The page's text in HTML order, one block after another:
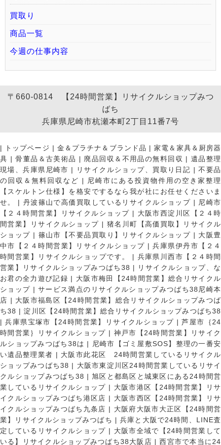
買取り
商品一覧
今週の仕事内容
〒660-0814 【24時間営業】リサイクルショップみつ
ばち
兵庫県尼崎市杭瀬本町2丁目11番7号
| トップページ | 金＆プラチナ＆ブランド品 |家電＆家具＆厨房器
具 |骨董品＆古美術品 | 廃品回収＆不用品の無料回収 | 遺品整理
現場、兵庫県尼崎市 | リサイクルショップ、買取り日記 |不要品
の回収＆無料回収など |
尼崎市にある投資物件用の空き家整理
【スケルトン仕様】を格安でするなら我が社にお任せくださいま
せ。
| 丹波篠山で高価買取しているリサイクルショップ | 尼崎市
【２４時間営業】リサイクルショップ | 大阪市西淀川区【２４時
間営業】リサイクルショップ | 猪名川町【高価買取】リサイクル
ショップ | 篠山市【不要品買取り】リサイクルショップ | 大阪豊
中市【２４時間営業】リサイクルショップ |兵庫県伊丹市【２４
時間営業】リサイクルショップです。
| 兵庫県川西市【２４時間
営業】リサイクルショップみつばち38 |
リサイクルショップ、な
お君の全力遊び記録 | 大阪市梅田【24時間営業】総合リサイクル
ショップ |サービス満点のリサイクルショップみつばち38尼崎本
店 | 大阪市福島区【24時間営業】総合リサイクルショップみつば
ち38 |淀川区【24時間営業】総合リサイクルショップみつばち38
|兵庫県宝塚市【24時間営業】リサイクルショップ |芦屋市｛24
時間営業｝リサイクルショップ | 神戸市【24時間営業】リサイク
ルショップみつばち38は |
尼崎市【ゴミ屋敷SOS】整理の一番安
い遺品整理業者 | 大阪市此花区 24時間営業しているリサイクル
ショップみつばち38 | 大阪市東淀川区24時間営業しているリサイ
クルショップみつばち38 | 旭区と都島区と城東区にある24時間営
業しているリサイクルショップ | 大阪市港区【24時間営業】リサ
イクルショップみつばち港区店 | 大阪市西区【24時間営業】リサ
イクルショップみつばち九条店 | 大阪府大阪市大正区【24時間営
業】リサイクルショップみつばち |兵庫と大阪で24時間、LINE査
定しているリサイクルショップ | 大阪市全域で【24時間営業して
いる】リサイクルショップみつばち38大阪店 |西宮市で本当に24